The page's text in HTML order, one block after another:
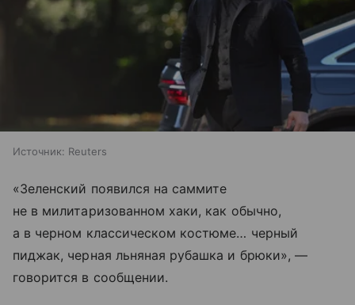
Источник: Reuters
«Зеленский появился на саммите
не в милитаризованном хаки, как обычно,
а в черном классическом костюме… черный
пиджак, черная льняная рубашка и брюки», —
говорится в сообщении.